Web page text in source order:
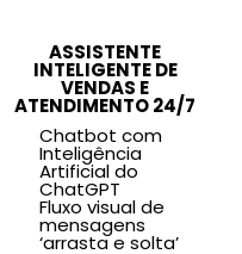
ASSISTENTE
INTELIGENTE DE
VENDAS E
ATENDIMENTO 24/7
Fluxo visual de
mensagens
‘arrasta e solta’
Chatbot com
Inteligência
Artificial do
ChatGPT